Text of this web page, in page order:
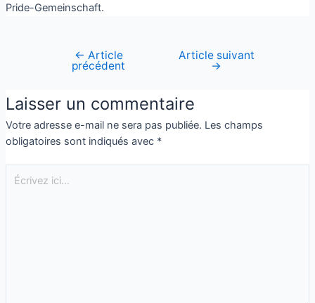
Pride-Gemeinschaft.
← Article
précédent
Article suivant
→
Laisser un commentaire
Votre adresse e-mail ne sera pas publiée. Les champs
obligatoires sont indiqués avec *